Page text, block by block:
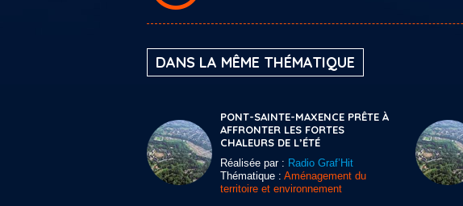
DANS LA MÊME THÉMATIQUE
PONT-SAINTE-MAXENCE PRÊTE À
AFFRONTER LES FORTES
CHALEURS DE L’ÉTÉ
Réalisée par : Radio Graf’Hit
Thématique : Aménagement du
territoire et environnement